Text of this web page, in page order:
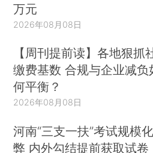
万元
2026年08月08日
【周刊提前读】各地狠抓
缴费基数 合规与企业减负
何平衡？
2026年08月08日
河南“三支一扶”考试规模
弊 内外勾结提前获取试卷